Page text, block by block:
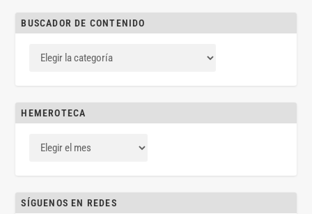
BUSCADOR DE CONTENIDO
HEMEROTECA
SÍGUENOS EN REDES